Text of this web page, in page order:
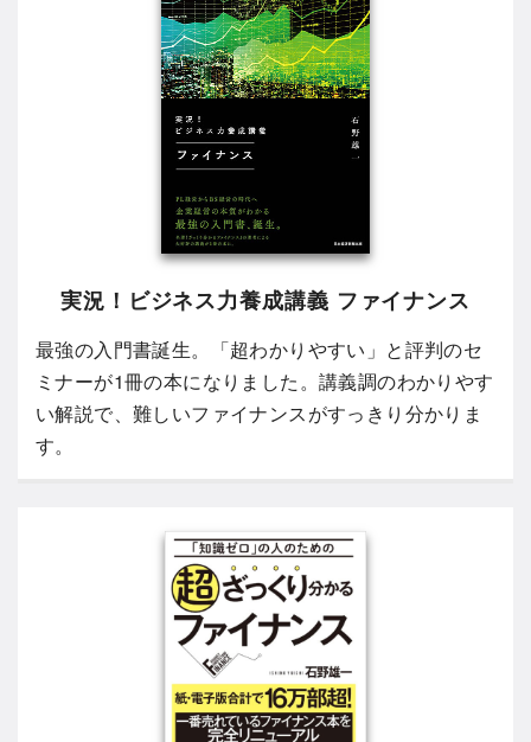
実況！ビジネス力養成講義 ファイナンス
最強の入門書誕生。「超わかりやすい」と評判のセ
ミナーが1冊の本になりました。講義調のわかりやす
い解説で、難しいファイナンスがすっきり分かりま
す。